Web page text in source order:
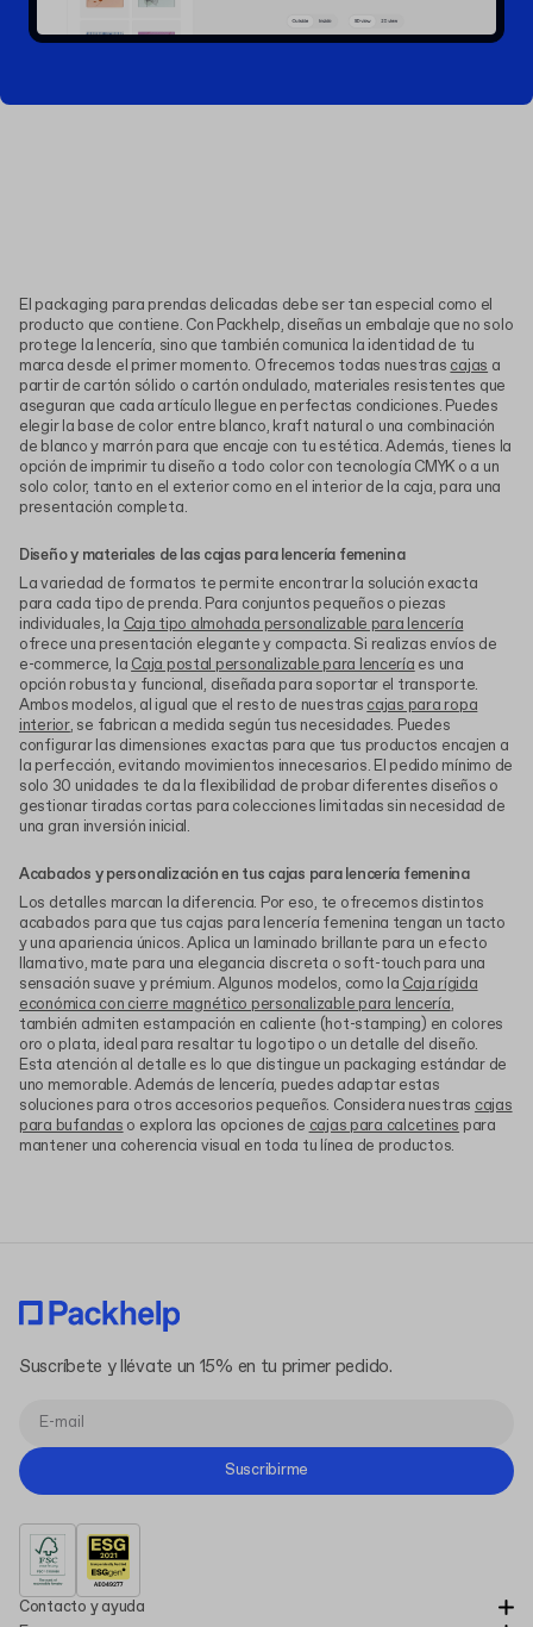
El packaging para prendas delicadas debe ser tan especial como el
producto que contiene. Con Packhelp, diseñas un embalaje que no solo
protege la lencería, sino que también comunica la identidad de tu
marca desde el primer momento. Ofrecemos todas nuestras cajas a
partir de cartón sólido o cartón ondulado, materiales resistentes que
aseguran que cada artículo llegue en perfectas condiciones. Puedes
elegir la base de color entre blanco, kraft natural o una combinación
de blanco y marrón para que encaje con tu estética. Además, tienes la
opción de imprimir tu diseño a todo color con tecnología CMYK o a un
solo color, tanto en el exterior como en el interior de la caja, para una
presentación completa.
Diseño y materiales de las cajas para lencería femenina
La variedad de formatos te permite encontrar la solución exacta
para cada tipo de prenda. Para conjuntos pequeños o piezas
individuales, la Caja tipo almohada personalizable para lencería
ofrece una presentación elegante y compacta. Si realizas envíos de
e-commerce, la Caja postal personalizable para lencería es una
opción robusta y funcional, diseñada para soportar el transporte.
Ambos modelos, al igual que el resto de nuestras cajas para ropa
interior, se fabrican a medida según tus necesidades. Puedes
configurar las dimensiones exactas para que tus productos encajen a
la perfección, evitando movimientos innecesarios. El pedido mínimo de
solo 30 unidades te da la flexibilidad de probar diferentes diseños o
gestionar tiradas cortas para colecciones limitadas sin necesidad de
una gran inversión inicial.
Acabados y personalización en tus cajas para lencería femenina
Los detalles marcan la diferencia. Por eso, te ofrecemos distintos
acabados para que tus cajas para lencería femenina tengan un tacto
y una apariencia únicos. Aplica un laminado brillante para un efecto
llamativo, mate para una elegancia discreta o soft-touch para una
sensación suave y prémium. Algunos modelos, como la Caja rígida
económica con cierre magnético personalizable para lencería,
también admiten estampación en caliente (hot-stamping) en colores
oro o plata, ideal para resaltar tu logotipo o un detalle del diseño.
Esta atención al detalle es lo que distingue un packaging estándar de
uno memorable. Además de lencería, puedes adaptar estas
soluciones para otros accesorios pequeños. Considera nuestras cajas
para bufandas o explora las opciones de cajas para calcetines para
mantener una coherencia visual en toda tu línea de productos.
Contacto y ayuda
Suscríbete y llévate un 15% en tu primer pedido.
Suscribirme